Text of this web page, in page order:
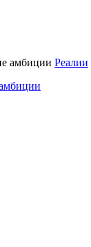
Реалии